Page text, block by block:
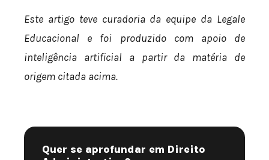
Este artigo teve curadoria da equipe da Legale
Educacional e foi produzido com apoio de
inteligência artificial a partir da matéria de
origem citada acima.
Quer se aprofundar em Direito